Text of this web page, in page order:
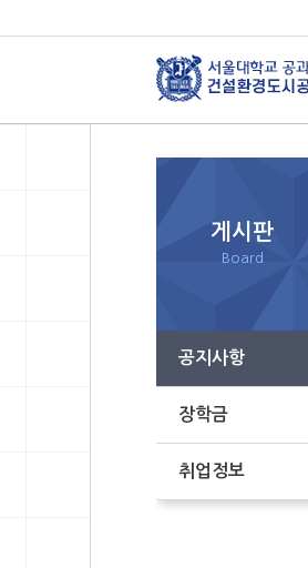
게시판
Board
공지사항
장학금
취업정보